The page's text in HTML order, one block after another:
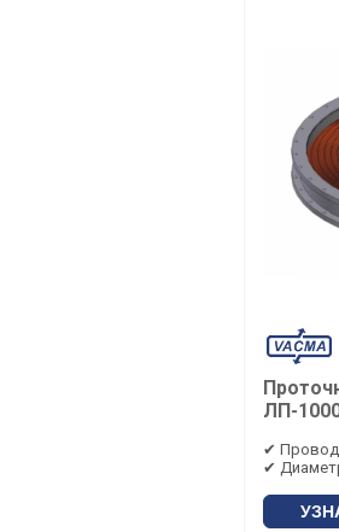
ЛП-
✔
✔